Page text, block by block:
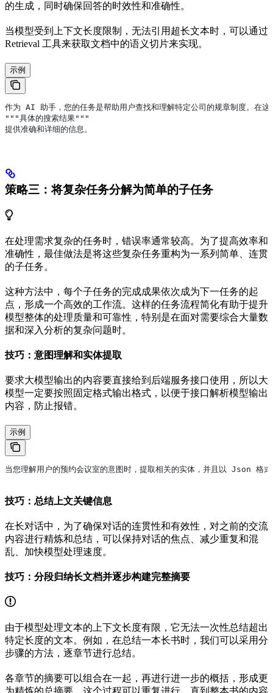
的生成，同时确保回答的时效性和准确性。
当模型受到上下文长度限制，无法引用超长文本时，可以通过
Retrieval 工具来获取文档中的语义切片来实现。
示例
作为 AI 助手，您的任务是帮助用户查找和理解特定公司的规章制度。在
"""具体的搜索结果"""
提供准确和详细的信息。
策略三：将复杂任务分解为简单的子任务
在处理需求复杂的任务时，错误率通常较高。为了提高效率和
准确性，最佳做法是将这些复杂任务重构为一系列简单、连贯
的子任务。
这种方法中，每个子任务的完成成果依次成为下一任务的起
点，形成一个高效的工作流。这样的任务流程简化有助于提升
模型整体的处理质量和可靠性，特别是在面对需要综合大量数
据和深入分析的复杂问题时。
技巧：意图理解和实体提取
要求大模型输出的内容要直接给到后端服务接口使用，所以大
模型一定要按照固定格式输出格式，以便于接口解析模型输出
内容，防止报错。
示例
当您理解用户的预约会议室的意图时，提取相关的实体，并且以 Json 格式
技巧：总结上文关键信息
在长对话中，为了确保对话的连贯性和有效性，对之前的交流
内容进行精炼和总结，可以保持对话的焦点、减少重复和混
乱、加快模型处理速度。
技巧：分段归纳长文档并逐步构建完整摘要
由于模型处理文本的上下文长度有限，它无法一次性总结超出
特定长度的文本。例如，在总结一本长书时，我们可以采用分
步骤的方法，逐章节进行总结。
各章节的摘要可以组合在一起，再进行进一步的概括，形成更
为精炼的总摘要。这个过程可以重复进行，直到整本书的内容